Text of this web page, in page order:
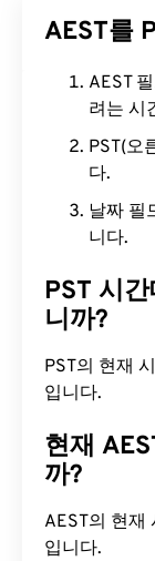
AEST를
AEST
려는 시
PST(오
다.
날짜 필
니다.
PST 시
니까?
PST의 현재
입니다.
현재
까?
AEST의 현
입니다.